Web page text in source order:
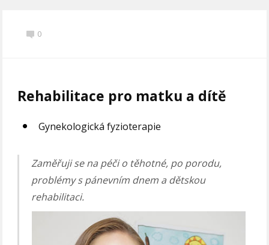
0
Rehabilitace pro matku a dítě
Gynekologická fyzioterapie
Zaměřuji se na péči o těhotné, po porodu,
problémy s pánevním dnem a dětskou
rehabilitaci.